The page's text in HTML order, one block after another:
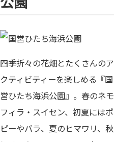
四季折々の花畑とたくさんのア
クティビティーを楽しめる『国
営ひたち海浜公園』。春のネモ
フィラ・スイセン、初夏にはポ
ピーやバラ、夏のヒマワリ、秋